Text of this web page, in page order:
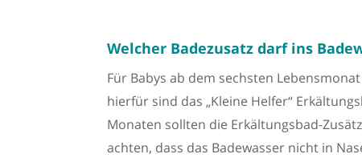
Welcher Badezusatz darf ins
Für Babys ab dem sechsten
hierfür sind das „Kleine Helfer“
Monaten sollten die Erkältungsbad-
achten, dass das Badewasser nicht in